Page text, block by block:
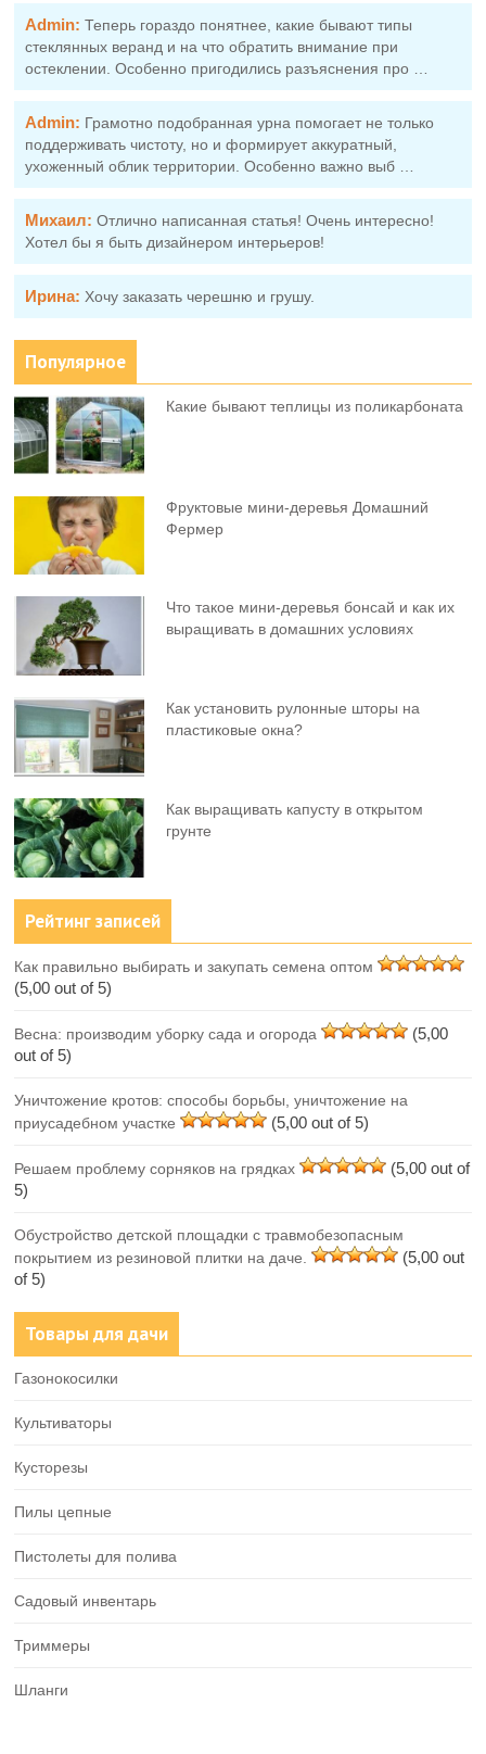
Admin: Теперь гораздо понятнее, какие бывают типы
стеклянных веранд и на что обратить внимание при
остеклении. Особенно пригодились разъяснения про …
Admin: Грамотно подобранная урна помогает не только
поддерживать чистоту, но и формирует аккуратный,
ухоженный облик территории. Особенно важно выб …
Михаил: Отлично написанная статья! Очень интересно!
Хотел бы я быть дизайнером интерьеров!
Ирина: Хочу заказать черешню и грушу.
Популярное
Какие бывают теплицы из поликарбоната
Фруктовыe мини-деревья Домашний
Фермер
Что такое мини-деревья бонсай и как их
выращивать в домашних условиях
Как установить рулонные шторы на
пластиковые окна?
Как выращивать капусту в открытом
грунте
Рейтинг записей
Как правильно выбирать и закупать семена оптом
(5,00 out of 5)
Весна: производим уборку сада и огорода
(5,00
out of 5)
Уничтожение кротов: способы борьбы, уничтожение на
приусадебном участке
(5,00 out of 5)
Решаем проблему сорняков на грядках
(5,00 out of
5)
Обустройство детской площадки с травмобезопасным
покрытием из резиновой плитки на даче.
(5,00 out
of 5)
Товары для дачи
Газонокосилки
Культиваторы
Кусторезы
Пилы цепные
Пистолеты для полива
Садовый инвентарь
Триммеры
Шланги